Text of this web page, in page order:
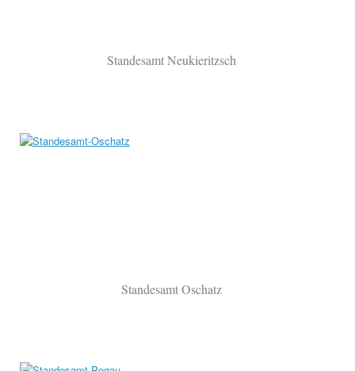
Standesamt Neukieritzsch
Standesamt Oschatz